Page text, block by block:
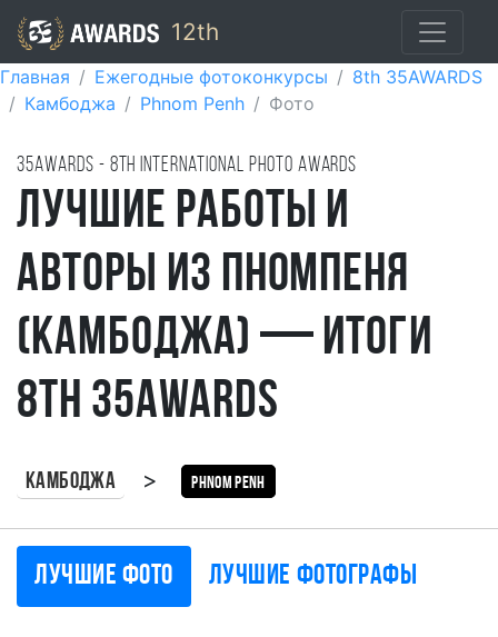
12th
Главная Ежегодные фотоконкурсы
8th 35AWARDS
Камбоджа
Phnom Penh Фото
35AWARDS - 8TH international photo awards
Лучшие работы и
авторы из Пномпеня
(Камбоджа) — итоги
8th 35AWARDS
Камбоджа > Phnom Penh
Лучшие фото Лучшие фотографы